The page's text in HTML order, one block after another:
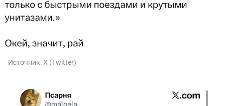
Источник:X (Twitter)